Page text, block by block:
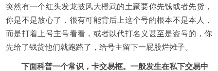
突然有一个红头发龙披风大橙武的土豪要你先钱或者先货，
你是不是放心了，很有可能背后上这个号的根本不是本人，
而是打着上号主号看看，或者以代打名义甚至是盗号的，你
先给了钱货他们就跑路了，给号主留下一屁股烂摊子。
下面科普一个常识，卡交易框。一般发生在私下交易中